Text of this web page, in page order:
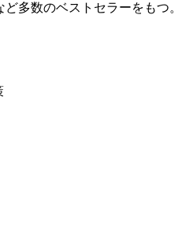
多数のベストセラーをもつ。